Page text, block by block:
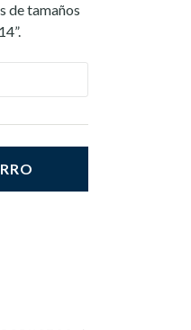
de tamaños